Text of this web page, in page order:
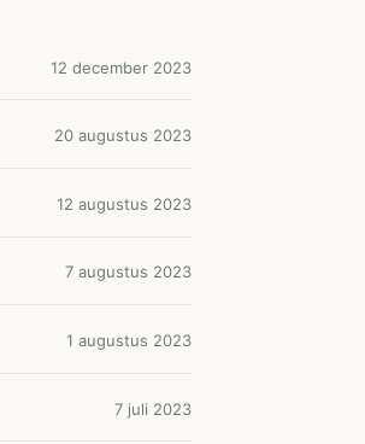
12 december 2023
20 augustus 2023
12 augustus 2023
7 augustus 2023
1 augustus 2023
7 juli 2023